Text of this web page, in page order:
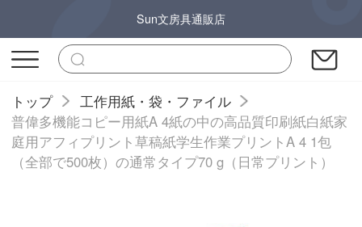
Sun文房具通販店
トップ
工作用紙・袋・ファイル
普偉多機能コピー用紙A 4紙の中の高品質印刷紙白紙家
庭用アフィプリント草稿紙学生作業プリントA 4 1包
（全部で500枚）の通常タイプ70 g（日常プリント）